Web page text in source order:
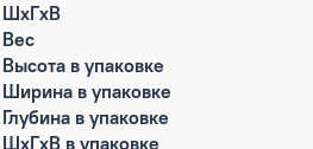
ШxГxВ
Вес
Высота в упаковке
Ширина в упаковке
Глубина в упаковке
ШxГxВ в упаковке